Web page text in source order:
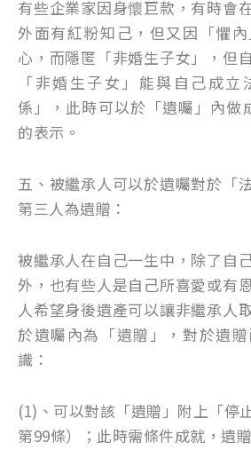
有些企業家因身懷巨款，有時會
外面有紅粉知己，但又因「懼
心，而隱匿「非婚生子女」，但
「非婚生子女」能與自己成
係」，此時可以於「遺囑」內做
的表示。
五、被繼承人可以於遺囑對於「
第三人為遺贈：
被繼承人在自己一生中，除了自
外，也有些人是自己所喜愛或有
人希望身後遺產可以讓非繼承人
於遺囑內為「遺贈」，對於遺
識：
(1)、可以對該「遺贈」附上「停
第99條）；此時需條件成就，遺